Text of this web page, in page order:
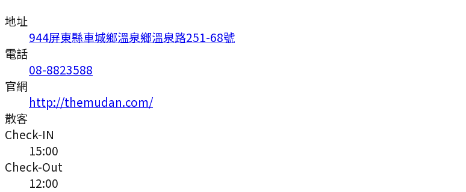
地址
944屏東縣車城鄉溫泉鄉溫泉路251-68號
電話
08-8823588
官網
http://themudan.com/
散客
Check-IN
15:00
Check-Out
12:00